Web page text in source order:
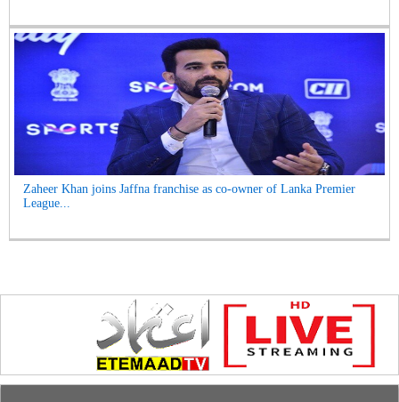
Zaheer Khan joins Jaffna franchise as co-owner of Lanka Premier
League...